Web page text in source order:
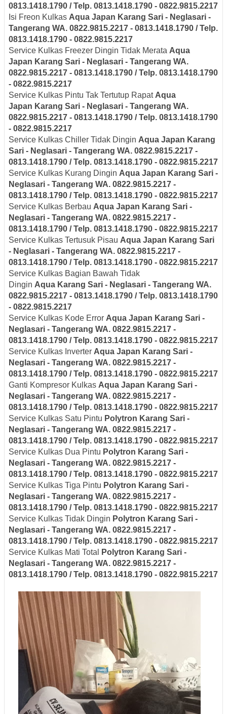
0813.1418.1790 / Telp. 0813.1418.1790 - 0822.9815.2217
Isi Freon Kulkas Aqua Japan Karang Sari - Neglasari -
Tangerang WA. 0822.9815.2217 - 0813.1418.1790 / Telp.
0813.1418.1790 - 0822.9815.2217
Service Kulkas Freezer Dingin Tidak Merata Aqua
Japan Karang Sari - Neglasari - Tangerang WA.
0822.9815.2217 - 0813.1418.1790 / Telp. 0813.1418.1790
- 0822.9815.2217
Service Kulkas Pintu Tak Tertutup Rapat Aqua
Japan Karang Sari - Neglasari - Tangerang WA.
0822.9815.2217 - 0813.1418.1790 / Telp. 0813.1418.1790
- 0822.9815.2217
Service Kulkas Chiller Tidak Dingin Aqua Japan Karang
Sari - Neglasari - Tangerang WA. 0822.9815.2217 -
0813.1418.1790 / Telp. 0813.1418.1790 - 0822.9815.2217
Service Kulkas Kurang Dingin Aqua Japan Karang Sari -
Neglasari - Tangerang WA. 0822.9815.2217 -
0813.1418.1790 / Telp. 0813.1418.1790 - 0822.9815.2217
Service Kulkas Berbau Aqua Japan Karang Sari -
Neglasari - Tangerang WA. 0822.9815.2217 -
0813.1418.1790 / Telp. 0813.1418.1790 - 0822.9815.2217
Service Kulkas Tertusuk Pisau Aqua Japan Karang Sari
- Neglasari - Tangerang WA. 0822.9815.2217 -
0813.1418.1790 / Telp. 0813.1418.1790 - 0822.9815.2217
Service Kulkas Bagian Bawah Tidak
Dingin Aqua Karang Sari - Neglasari - Tangerang WA.
0822.9815.2217 - 0813.1418.1790 / Telp. 0813.1418.1790
- 0822.9815.2217
Service Kulkas Kode Error Aqua Japan Karang Sari -
Neglasari - Tangerang WA. 0822.9815.2217 -
0813.1418.1790 / Telp. 0813.1418.1790 - 0822.9815.2217
Service Kulkas Inverter Aqua Japan Karang Sari -
Neglasari - Tangerang WA. 0822.9815.2217 -
0813.1418.1790 / Telp. 0813.1418.1790 - 0822.9815.2217
Ganti Kompresor Kulkas Aqua Japan Karang Sari -
Neglasari - Tangerang WA. 0822.9815.2217 -
0813.1418.1790 / Telp. 0813.1418.1790 - 0822.9815.2217
Service Kulkas Satu Pintu Polytron Karang Sari -
Neglasari - Tangerang WA. 0822.9815.2217 -
0813.1418.1790 / Telp. 0813.1418.1790 - 0822.9815.2217
Service Kulkas Dua Pintu Polytron Karang Sari -
Neglasari - Tangerang WA. 0822.9815.2217 -
0813.1418.1790 / Telp. 0813.1418.1790 - 0822.9815.2217
Service Kulkas Tiga Pintu Polytron Karang Sari -
Neglasari - Tangerang WA. 0822.9815.2217 -
0813.1418.1790 / Telp. 0813.1418.1790 - 0822.9815.2217
Service Kulkas Tidak Dingin Polytron Karang Sari -
Neglasari - Tangerang WA. 0822.9815.2217 -
0813.1418.1790 / Telp. 0813.1418.1790 - 0822.9815.2217
Service Kulkas Mati Total
Polytron Karang Sari -
Neglasari - Tangerang WA. 0822.9815.2217 -
0813.1418.1790 / Telp. 0813.1418.1790 - 0822.9815.2217